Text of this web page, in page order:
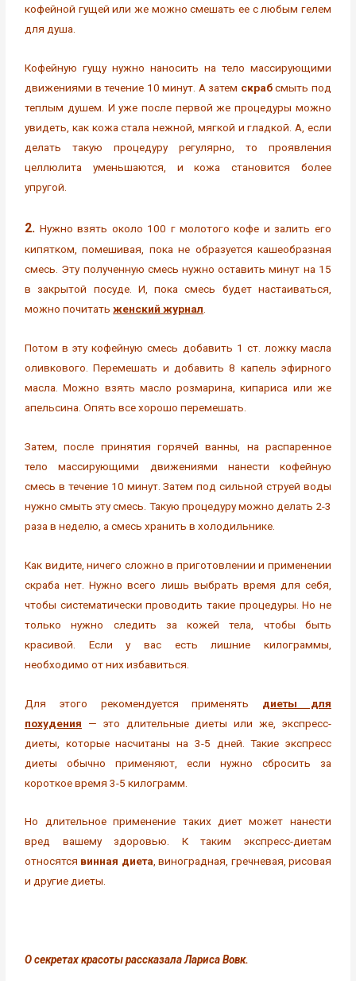
кофейной гущей или же можно смешать ее с любым гелем
для душа.
Кофейную гущу нужно наносить на тело массирующими
движениями в течение 10 минут. А затем скрабсмыть под
теплым душем. И уже после первой же процедуры можно
увидеть, как кожа стала нежной, мягкой и гладкой. А, если
делать такую процедуру регулярно, то проявления
целлюлита уменьшаются, и кожа становится более
упругой.
2. Нужно взять около 100 г молотого кофе и залить его
кипятком, помешивая, пока не образуется кашеобразная
смесь. Эту полученную смесь нужно оставить минут на 15
в закрытой посуде. И, пока смесь будет настаиваться,
можно почитатьженский журнал
Потом в эту кофейную смесь добавить 1 ст. ложку масла
оливкового. Перемешать и добавить 8 капель эфирного
масла. Можно взять масло розмарина, кипариса или же
апельсина. Опять все хорошо перемешать.
Затем, после принятия горячей ванны, на распаренное
тело массирующими движениями нанести кофейную
смесь в течение 10 минут. Затем под сильной струей воды
нужно смыть эту смесь. Такую процедуру можно делать 2-3
раза в неделю, а смесь хранить в холодильнике.
Как видите, ничего сложно в приготовлении и применении
скраба нет. Нужно всего лишь выбрать время для себя,
чтобы систематически проводить такие процедуры. Но не
только нужно следить за кожей тела, чтобы быть
красивой. Если у вас есть лишние килограммы,
необходимо от них избавиться.
Для этого рекомендуется применять диеты для
похудения — это длительные диеты или же, экспресс-
диеты, которые насчитаны на 3-5 дней. Такие экспресс
диеты обычно применяют, если нужно сбросить за
короткое время 3-5 килограмм.
Но длительное применение таких диет может нанести
вред вашему здоровью. К таким экспресс-диетам
относятся винная диета, виноградная, гречневая, рисовая
и другие диеты.
О секретах красоты рассказала Лариса Вовк.